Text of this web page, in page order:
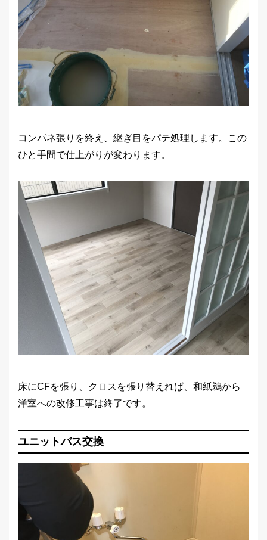
コンパネ張りを終え、継ぎ目をパテ処理します。この
ひと手間で仕上がりが変わります。
床にCFを張り、クロスを張り替えれば、和紙鵜から
洋室への改修工事は終了です。
ユニットバス交換